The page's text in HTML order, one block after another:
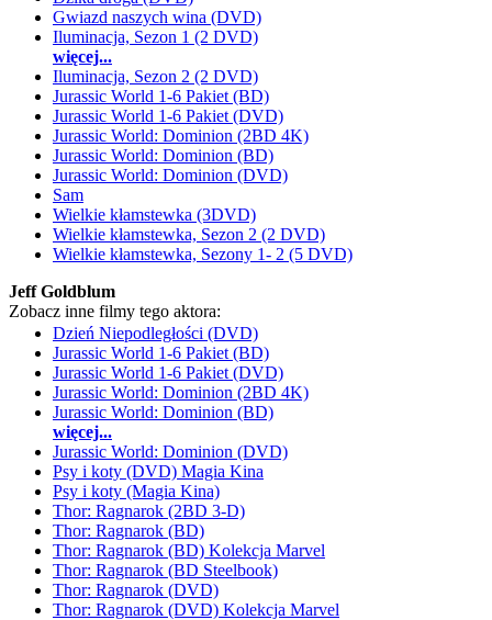
Gwiazd naszych wina (DVD)
Iluminacja, Sezon 1 (2 DVD)
więcej...
Iluminacja, Sezon 2 (2 DVD)
Jurassic World 1-6 Pakiet (BD)
Jurassic World 1-6 Pakiet (DVD)
Jurassic World: Dominion (2BD 4K)
Jurassic World: Dominion (BD)
Jurassic World: Dominion (DVD)
Sam
Wielkie kłamstewka (3DVD)
Wielkie kłamstewka, Sezon 2 (2 DVD)
Wielkie kłamstewka, Sezony 1- 2 (5 DVD)
Jeff Goldblum
Zobacz inne filmy tego aktora:
Dzień Niepodległości (DVD)
Jurassic World 1-6 Pakiet (BD)
Jurassic World 1-6 Pakiet (DVD)
Jurassic World: Dominion (2BD 4K)
Jurassic World: Dominion (BD)
więcej...
Jurassic World: Dominion (DVD)
Psy i koty (DVD) Magia Kina
Psy i koty (Magia Kina)
Thor: Ragnarok (2BD 3-D)
Thor: Ragnarok (BD)
Thor: Ragnarok (BD) Kolekcja Marvel
Thor: Ragnarok (BD Steelbook)
Thor: Ragnarok (DVD)
Thor: Ragnarok (DVD) Kolekcja Marvel